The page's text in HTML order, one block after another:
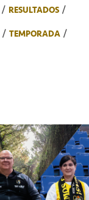
RESULTADOS
TEMPORADA